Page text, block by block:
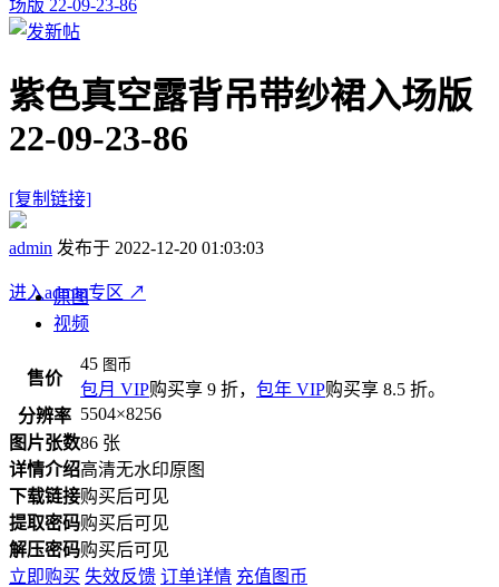
场版 22-09-23-86
紫色真空露背吊带纱裙入场版
22-09-23-86
[复制链接]
admin 发布于 2022-12-20 01:03:03
进入admin专区 ↗
原图
视频
售价
45 图币
包月 VIP购买享 9 折， 包年 VIP购买享 8.5 折。
分辨率 5504×8256
图片张数86 张
详情介绍高清无水印原图
下载链接购买后可见
提取密码购买后可见
解压密码购买后可见
立即购买 失效反馈 订单详情 充值图币